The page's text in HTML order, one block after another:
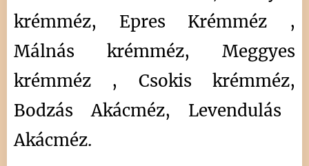
krémméz, Epres Krémméz ,
Málnás krémméz, Meggyes
krémméz , Csokis krémméz,
Bodzás Akácméz, Levendulás
Akácméz.